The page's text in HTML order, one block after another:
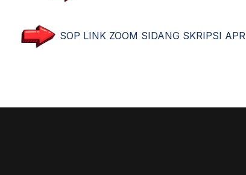
SOP LINK ZOOM SIDANG SKRIPSI